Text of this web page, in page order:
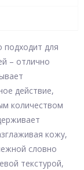
подходит для
– отлично
действие,
количеством
кожу,
словно
текстурой,